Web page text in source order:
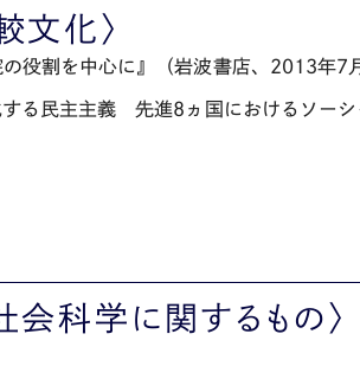
文化〉
役割を中心に』（岩波書店、2013年7
る民主主義 先進8ヵ国におけるソーシ
会科学に関するもの〉